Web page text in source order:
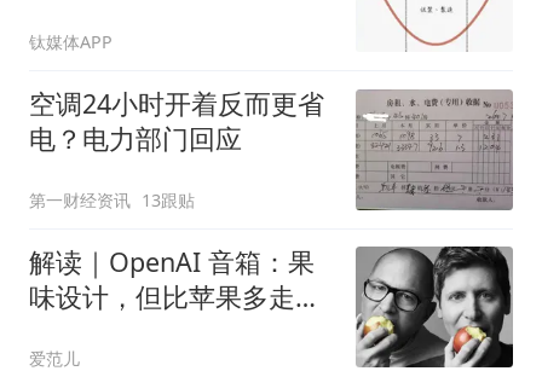
钛媒体APP
空调24小时开着反而更省
电？电力部门回应
第一财经资讯 13跟贴
解读｜OpenAI 音箱：果
味设计，但比苹果多走一
爱范儿